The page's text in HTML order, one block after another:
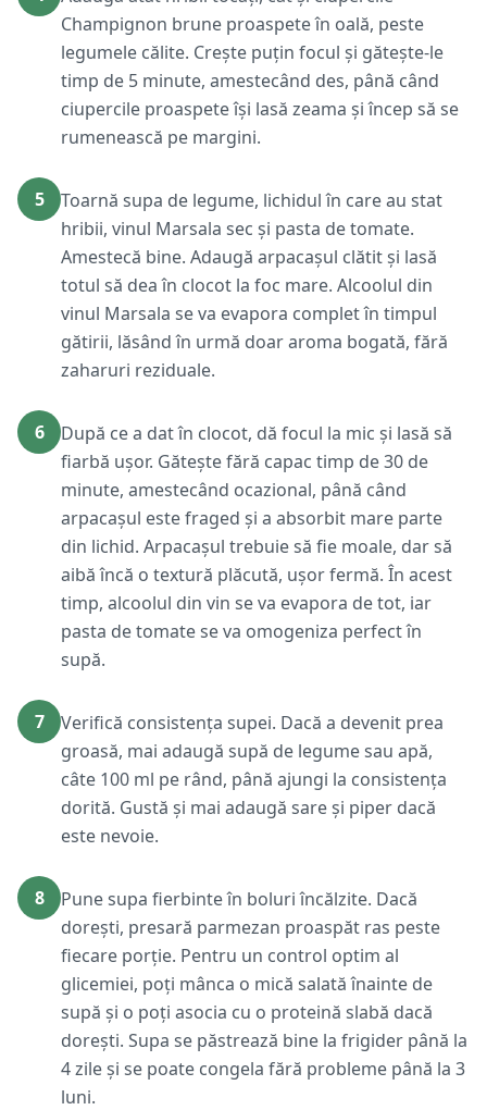
Champignon brune proaspete în oală, peste
legumele călite. Crește puțin focul și gătește-le
timp de 5 minute, amestecând des, până când
ciupercile proaspete își lasă zeama și încep să se
rumenească pe margini.
5
Toarnă supa de legume, lichidul în care au stat
hribii, vinul Marsala sec și pasta de tomate.
Amestecă bine. Adaugă arpacașul clătit și lasă
totul să dea în clocot la foc mare. Alcoolul din
vinul Marsala se va evapora complet în timpul
gătirii, lăsând în urmă doar aroma bogată, fără
zaharuri reziduale.
6
După ce a dat în clocot, dă focul la mic și lasă să
fiarbă ușor. Gătește fără capac timp de 30 de
minute, amestecând ocazional, până când
arpacașul este fraged și a absorbit mare parte
din lichid. Arpacașul trebuie să fie moale, dar să
aibă încă o textură plăcută, ușor fermă. În acest
timp, alcoolul din vin se va evapora de tot, iar
pasta de tomate se va omogeniza perfect în
supă.
7
Verifică consistența supei. Dacă a devenit prea
groasă, mai adaugă supă de legume sau apă,
câte 100 ml pe rând, până ajungi la consistența
dorită. Gustă și mai adaugă sare și piper dacă
este nevoie.
8
Pune supa fierbinte în boluri încălzite. Dacă
dorești, presară parmezan proaspăt ras peste
fiecare porție. Pentru un control optim al
glicemiei, poți mânca o mică salată înainte de
supă și o poți asocia cu o proteină slabă dacă
dorești. Supa se păstrează bine la frigider până la
4 zile și se poate congela fără probleme până la 3
luni.